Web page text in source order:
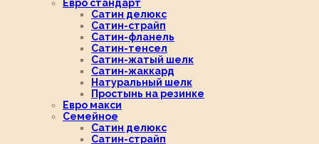
Евро стандарт
Сатин делюкс
Сатин-страйп
Сатин-фланель
Сатин-тенсел
Сатин-жатый шелк
Сатин-жаккард
Натуральный шелк
Простынь на резинке
Евро макси
Семейное
Сатин делюкс
Сатин-страйп